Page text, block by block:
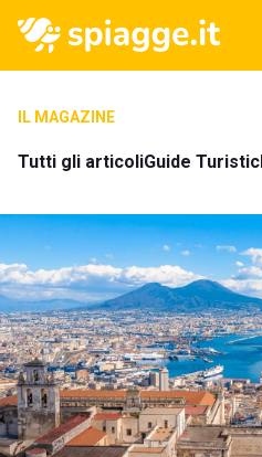
IL MAGAZINE
Tutti gli articoliGuide